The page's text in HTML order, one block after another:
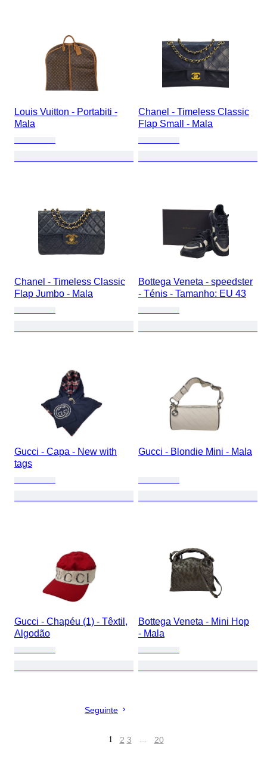
Louis Vuitton - Portabiti -
Mala
Chanel - Timeless Classic
Flap Small - Mala
Chanel - Timeless Classic
Flap Jumbo - Mala
Bottega Veneta - speedster
- Ténis - Tamanho: EU 43
Gucci - Capa - New with
tags
Gucci - Blondie Mini - Mala
Gucci - Chapéu (1) - Têxtil,
Algodão
Bottega Veneta - Mini Hop
- Mala
Seguinte
1 2 3 … 20